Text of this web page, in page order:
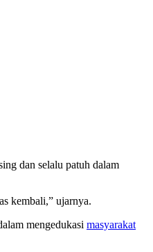
dan selalu patuh dalam
kembali,” ujarnya.
mengedukasi masyarakat